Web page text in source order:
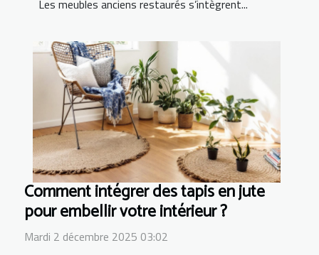
Les meubles anciens restaurés s’intègrent...
Comment intégrer des tapis en jute
pour embellir votre intérieur ?
Mardi 2 décembre 2025 03:02